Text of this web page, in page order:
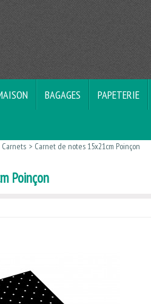
BAGAGES PAPETERIE
Carnets > Carnet de notes 15x21cm Poinçon
Poinçon